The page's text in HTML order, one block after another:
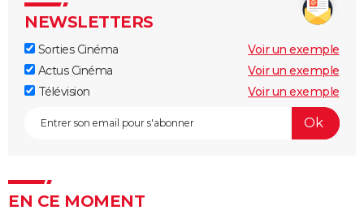
NEWSLETTERS
Sorties Cinéma
Voir un exemple
Actus Cinéma
Voir un exemple
Télévision
Voir un exemple
EN CE MOMENT